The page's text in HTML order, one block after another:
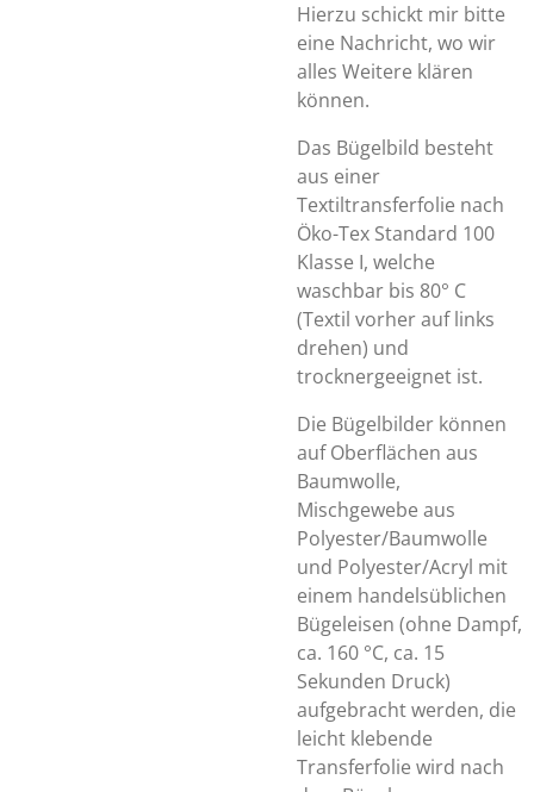
Hierzu schickt mir bitte
eine Nachricht, wo wir
alles Weitere klären
können.
Das Bügelbild besteht
aus einer
Textiltransferfolie nach
Öko-Tex Standard 100
Klasse I, welche
waschbar bis 80° C
(Textil vorher auf links
drehen) und
trocknergeeignet ist.
Die Bügelbilder können
auf Oberflächen aus
Baumwolle,
Mischgewebe aus
Polyester/Baumwolle
und Polyester/Acryl mit
einem handelsüblichen
Bügeleisen (ohne Dampf,
ca. 160 °C, ca. 15
Sekunden Druck)
aufgebracht werden, die
leicht klebende
Transferfolie wird nach